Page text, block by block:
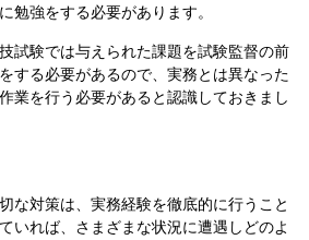
勉強をする必要があります。
試験では与えられた課題を試験監督の前
する必要があるので、実務とは異なった
業を行う必要があると認識しておきまし
な対策は、実務経験を徹底的に行うこと
いれば、さまざまな状況に遭遇しどのよ